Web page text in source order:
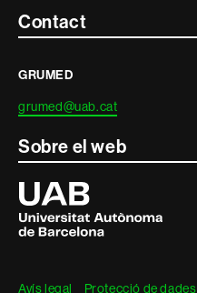
Contacte
informació
legal
Contact
GRUMED
grumed@uab.cat
Sobre el web
Universitat
Autònoma
de
Barcelona
Avís legal Protecció de dades